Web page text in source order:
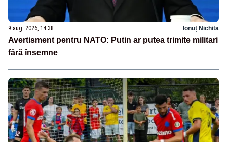
9 aug. 2026, 14:38 Ionuț Nichita
Avertisment pentru NATO: Putin ar putea trimite militari
fără însemne